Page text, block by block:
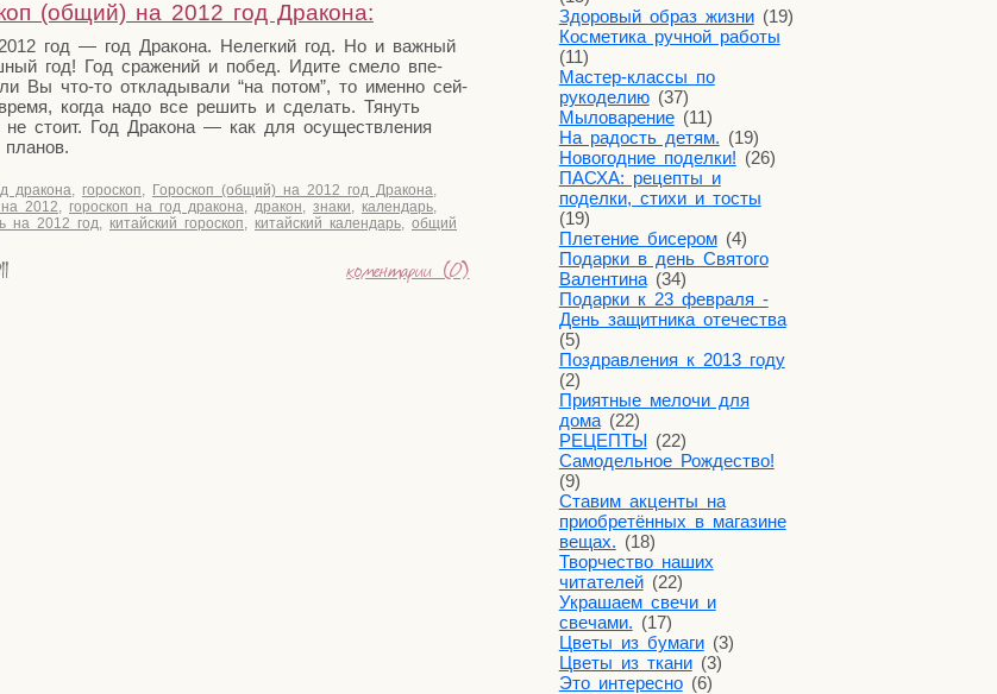
(общий) на 2012 год Дракона:
год — год Дра­ко­на. Нелег­кий год. Но и важ­ный
год! Год сра­же­ний и побед. Иди­те сме­ло впе­
Вы что-то откла­ды­ва­ли “на потом”, то имен­но сей­
когда надо все решить и сде­лать. Тянуть
сто­ит. Год Дра­ко­на — как для осу­ществ­ле­ния
дракона, гороскоп, Гороскоп (общий) на 2012 год Дракона,
на 2012, гороскоп на год дракона, дракон, знаки, календарь,
на 2012 год, китайский гороскоп, китайский календарь, общий
коментарии (0)
Здоровый образ жизни(19)
Косметика ручной работы
(11)
Мастер-классы по
рукоделию(37)
Мыловарение(11)
На радость детям. (19)
Новогодние поделки! (26)
ПАСХА: рецепты и
поделки, стихи и тосты
(19)
Плетение бисером(4)
Подарки в день Святого
Валентина(34)
Подарки к 23 февраля -
День защитника отечества
(5)
Поздравления к 2013 году
(2)
Приятные мелочи для
дома(22)
РЕЦЕПТЫ (22)
Самодельное Рождество!
(9)
Ставим акценты на
приобретённых в магазине
вещах. (18)
Творчество наших
читателей(22)
Украшаем свечи и
свечами. (17)
Цветы из бумаги(3)
Цветы из ткани(3)
Это интересно(6)